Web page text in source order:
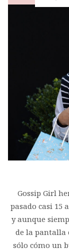
Gossip Girl
pasado casi 15
y aunque
de la pantalla
sólo cómo un